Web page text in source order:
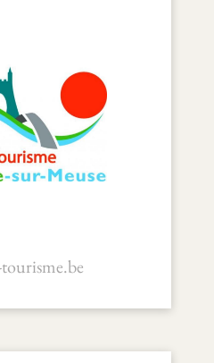
Office du Tourisme –